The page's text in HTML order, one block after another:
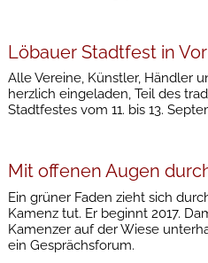
Löbauer Stadtfest in
Alle Vereine, Künstler, Händler
herzlich eingeladen, Teil des
Stadtfestes vom 11. bis 13.
Mit offenen Augen
Ein grüner Faden zieht sich
Kamenz tut. Er beginnt 2017.
Kamenzer auf der Wiese
ein Gesprächsforum.